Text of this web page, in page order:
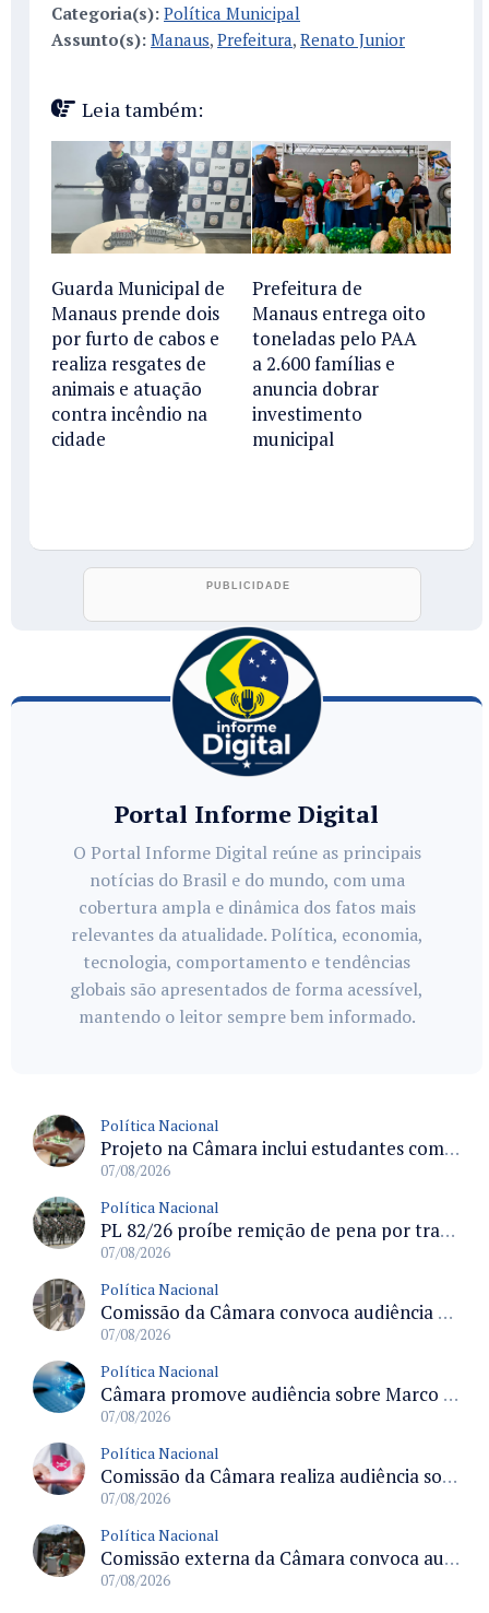
Categoria(s): Política Municipal
Assunto(s): Manaus, Prefeitura, Renato Junior
Leia também:
Guarda Municipal de
Manaus prende dois
por furto de cabos e
realiza resgates de
animais e atuação
contra incêndio na
cidade
Prefeitura de
Manaus entrega oito
toneladas pelo PAA
a 2.600 famílias e
anuncia dobrar
investimento
municipal
Portal Informe Digital
O Portal Informe Digital reúne as principais
notícias do Brasil e do mundo, com uma
cobertura ampla e dinâmica dos fatos mais
relevantes da atualidade. Política, economia,
tecnologia, comportamento e tendências
globais são apresentados de forma acessível,
mantendo o leitor sempre bem informado.
Política Nacional
Projeto na Câmara inclui estudantes com deficiência no regime escolar especial da LDB e estabelece critérios para frequência
07/08/2026
Política Nacional
PL 82/26 proíbe remição de pena por trabalho em funções militares para condenados por crimes contra o Estado Democrático de Direito
07/08/2026
Política Nacional
Comissão da Câmara convoca audiência para discutir misoginia nas escolas e universidades após divulgação de listas misóginas
07/08/2026
Política Nacional
Câmara promove audiência sobre Marco de Fomento à Economia Digital e impactos da inteligência artificial
07/08/2026
Política Nacional
Comissão da Câmara realiza audiência sobre apostas online para medir o tamanho do mercado ilegal
07/08/2026
Política Nacional
Comissão externa da Câmara convoca audiência pública sobre chuvas na Zona da Mata de Minas Gerais e impactos em Juiz de Fora
07/08/2026